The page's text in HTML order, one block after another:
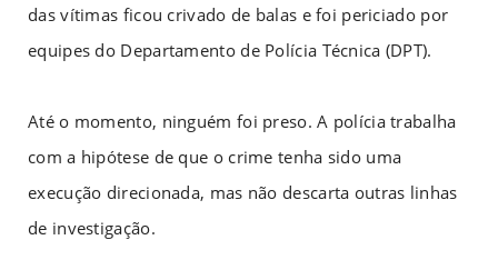
das vítimas ficou crivado de balas e foi periciado por
equipes do Departamento de Polícia Técnica (DPT).
Até o momento, ninguém foi preso. A polícia trabalha
com a hipótese de que o crime tenha sido uma
execução direcionada, mas não descarta outras linhas
de investigação.